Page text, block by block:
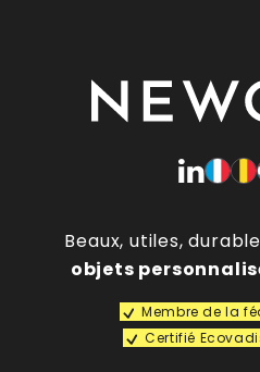
Beaux, utiles,
objets
Membre de la
Certifié